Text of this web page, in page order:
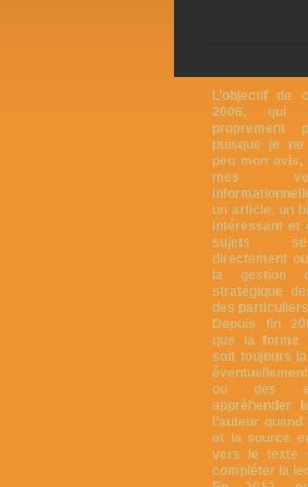
L’objectif de
2006, qui
proprement
puisque je
peu mon avis,
mes
un article, un
intéressant et
sujets se
directement
la gestion
stratégique
des
Depuis fin
que la forme
soit toujours
ou des
appréhender
l’auteur
et la source
vers le texte
compléter la